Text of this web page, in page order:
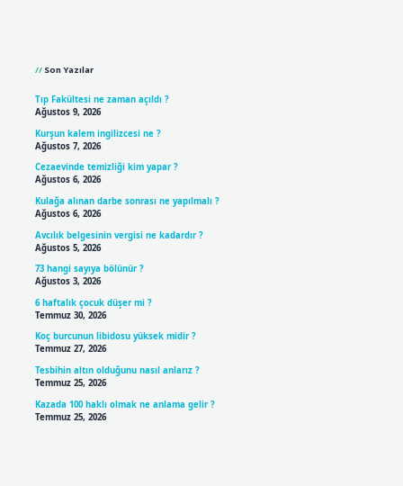
Son Yazılar
Tıp Fakültesi ne zaman açıldı ?
Ağustos 9, 2026
Kurşun kalem ingilizcesi ne ?
Ağustos 7, 2026
Cezaevinde temizliği kim yapar ?
Ağustos 6, 2026
Kulağa alınan darbe sonrası ne yapılmalı ?
Ağustos 6, 2026
Avcılık belgesinin vergisi ne kadardır ?
Ağustos 5, 2026
73 hangi sayıya bölünür ?
Ağustos 3, 2026
6 haftalık çocuk düşer mi ?
Temmuz 30, 2026
Koç burcunun libidosu yüksek midir ?
Temmuz 27, 2026
Tesbihin altın olduğunu nasıl anlarız ?
Temmuz 25, 2026
Kazada 100 haklı olmak ne anlama gelir ?
Temmuz 25, 2026